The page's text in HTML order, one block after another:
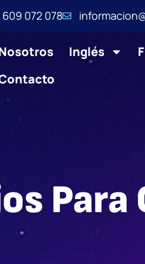
072 078
Inglés
Para